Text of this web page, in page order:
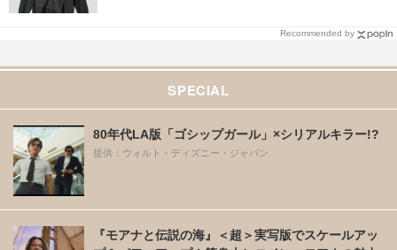
Recommended by
SPECIAL
80年代LA版「ゴシップガール」×シリアルキラー!?
提供：ウォルト・ディズニー・ジャパン
『モアナと伝説の海』＜超＞実写版でスケールアッ